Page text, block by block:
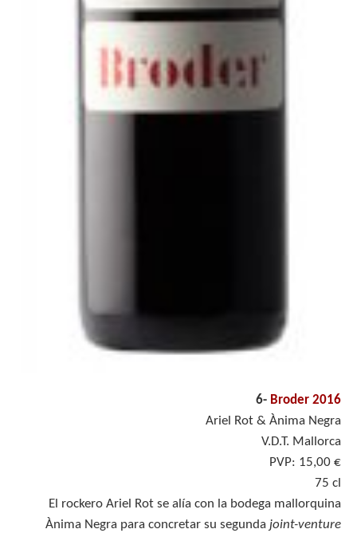
6- Broder 2016
Ariel Rot & Ànima Negra
V.D.T. Mallorca
PVP: 15,00 €
75 cl
El rockero Ariel Rot se alía con la bodega mallorquina
Ànima Negra para concretar su segunda joint-venture